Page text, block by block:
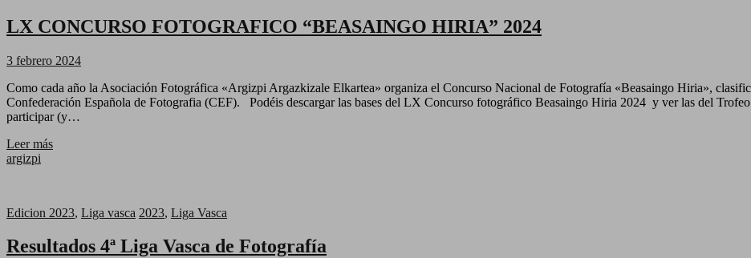
LX CONCURSO FOTOGRAFICO “BEASAINGO HIRIA” 2024
3 febrero 2024
Como cada año la Asociación Fotográfica «Argizpi Argazkizale Elkartea» organiza el Concurso Nacional de Fotografía «Beasaingo Hiria»,
Confederación Española de Fotografia (CEF). Podéis descargar las bases del LX Concurso fotográfico Beasaingo Hiria 2024 y ver las del
participar (y…
Leer más
argizpi
Edicion 2023, Liga vasca 2023, Liga Vasca
Resultados 4ª Liga Vasca de Fotografía